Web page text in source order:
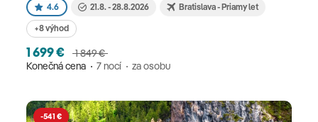
4.6 21.8. - 28.8.2026 Bratislava - Priamy let
+8 výhod
1 699 €
1 849 €
Konečná cena
7 nocí za osobu
-541 €